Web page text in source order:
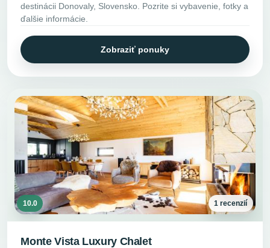
destinácii Donovaly, Slovensko. Pozrite si vybavenie, fotky a
ďalšie informácie.
Zobraziť ponuky
10.0 1 recenzií
Monte Vista Luxury Chalet